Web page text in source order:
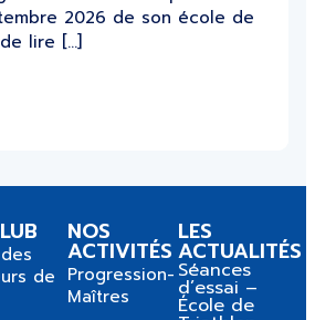
2026 de son école de
lire […]
de
NOS
ACTIVITÉS
Progression-
Maîtres
LES
ACTUALITÉS
Séances
d’essai –
École de